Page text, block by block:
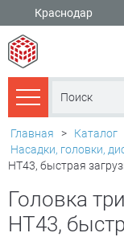
Краснодар
Каталог товаров
Главная > Каталог
Насадки, головки,
HT43, быстрая
Головка
HT43,